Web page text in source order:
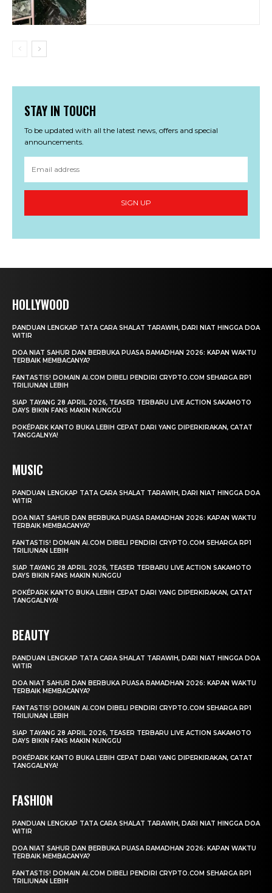
STAY IN TOUCH
To be updated with all the latest news, offers and special
announcements.
SIGN UP
HOLLYWOOD
PANDUAN LENGKAP TATA CARA SHALAT TARAWIH, DARI NIAT HINGGA DOA
WITIR
DOA NIAT SAHUR DAN BERBUKA PUASA RAMADHAN 2026: KAPAN WAKTU
TERBAIK MEMBACANYA?
FANTASTIS! DOMAIN AI.COM DIBELI PENDIRI CRYPTO.COM SEHARGA RP1
TRILIUNAN LEBIH
SIAP TAYANG 28 APRIL 2026, TEASER TERBARU LIVE ACTION SAKAMOTO
DAYS BIKIN FANS MAKIN NUNGGU
POKÉPARK KANTO BUKA LEBIH CEPAT DARI YANG DIPERKIRAKAN, CATAT
TANGGALNYA!
MUSIC
PANDUAN LENGKAP TATA CARA SHALAT TARAWIH, DARI NIAT HINGGA DOA
WITIR
DOA NIAT SAHUR DAN BERBUKA PUASA RAMADHAN 2026: KAPAN WAKTU
TERBAIK MEMBACANYA?
FANTASTIS! DOMAIN AI.COM DIBELI PENDIRI CRYPTO.COM SEHARGA RP1
TRILIUNAN LEBIH
SIAP TAYANG 28 APRIL 2026, TEASER TERBARU LIVE ACTION SAKAMOTO
DAYS BIKIN FANS MAKIN NUNGGU
POKÉPARK KANTO BUKA LEBIH CEPAT DARI YANG DIPERKIRAKAN, CATAT
TANGGALNYA!
BEAUTY
PANDUAN LENGKAP TATA CARA SHALAT TARAWIH, DARI NIAT HINGGA DOA
WITIR
DOA NIAT SAHUR DAN BERBUKA PUASA RAMADHAN 2026: KAPAN WAKTU
TERBAIK MEMBACANYA?
FANTASTIS! DOMAIN AI.COM DIBELI PENDIRI CRYPTO.COM SEHARGA RP1
TRILIUNAN LEBIH
SIAP TAYANG 28 APRIL 2026, TEASER TERBARU LIVE ACTION SAKAMOTO
DAYS BIKIN FANS MAKIN NUNGGU
POKÉPARK KANTO BUKA LEBIH CEPAT DARI YANG DIPERKIRAKAN, CATAT
TANGGALNYA!
FASHION
PANDUAN LENGKAP TATA CARA SHALAT TARAWIH, DARI NIAT HINGGA DOA
WITIR
DOA NIAT SAHUR DAN BERBUKA PUASA RAMADHAN 2026: KAPAN WAKTU
TERBAIK MEMBACANYA?
FANTASTIS! DOMAIN AI.COM DIBELI PENDIRI CRYPTO.COM SEHARGA RP1
TRILIUNAN LEBIH